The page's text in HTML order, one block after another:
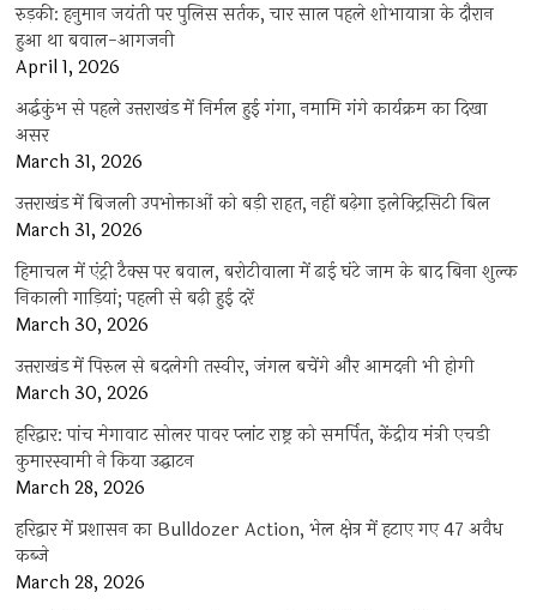
रुड़की: हनुमान जयंती पर पुलिस सर्तक, चार साल पहले शोभायात्रा के दौरान
हुआ था बवाल-आगजनी
April 1, 2026
अर्द्धकुंभ से पहले उत्तराखंड में निर्मल हुई गंगा, नमामि गंगे कार्यक्रम का दिखा
असर
March 31, 2026
उत्तराखंड में बिजली उपभोक्ताओं को बड़ी राहत, नहीं बढ़ेगा इलेक्ट्रिसिटी बिल
March 31, 2026
हिमाचल में एंट्री टैक्स पर बवाल, बरोटीवाला में ढाई घंटे जाम के बाद बिना शुल्क
निकाली गाड़ियां; पहली से बढ़ी हुई दरें
March 30, 2026
उत्तराखंड में पिरुल से बदलेगी तस्वीर, जंगल बचेंगे और आमदनी भी होगी
March 30, 2026
हरिद्वार: पांच मेगावाट सोलर पावर प्लांट राष्ट्र को समर्पित, केंद्रीय मंत्री एचडी
कुमारस्वामी ने किया उद्घाटन
March 28, 2026
हरिद्वार में प्रशासन का Bulldozer Action, भेल क्षेत्र में हटाए गए 47 अवैध
कब्जे
March 28, 2026